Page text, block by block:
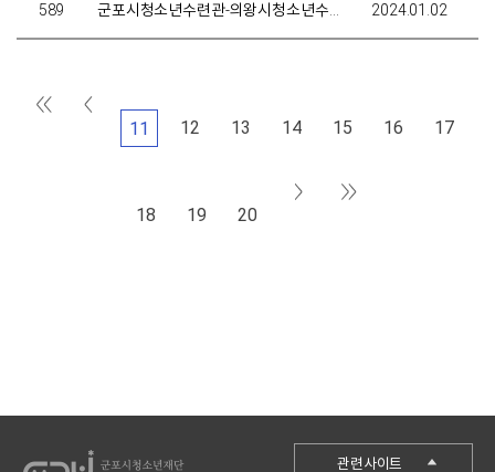
589 군포시청소년수련관-의왕시청소년수련관, 청소년활동을 위한 업무협약 체결 2024.01.02
11 12 13 14 15 16 17
18 19 20
관련사이트
군포시청